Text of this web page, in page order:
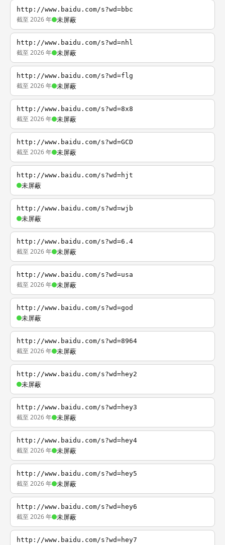
http://www.baidu.com/s?wd=bbc
截至 2026 年 未屏蔽
http://www.baidu.com/s?wd=nhl
截至 2026 年 未屏蔽
http://www.baidu.com/s?wd=flg
截至 2026 年 未屏蔽
http://www.baidu.com/s?wd=8x8
截至 2026 年 未屏蔽
http://www.baidu.com/s?wd=GCD
截至 2026 年 未屏蔽
http://www.baidu.com/s?wd=hjt
未屏蔽
http://www.baidu.com/s?wd=wjb
未屏蔽
http://www.baidu.com/s?wd=6.4
截至 2026 年 未屏蔽
http://www.baidu.com/s?wd=usa
截至 2026 年 未屏蔽
http://www.baidu.com/s?wd=god
未屏蔽
http://www.baidu.com/s?wd=8964
截至 2026 年 未屏蔽
http://www.baidu.com/s?wd=hey2
未屏蔽
http://www.baidu.com/s?wd=hey3
截至 2026 年 未屏蔽
http://www.baidu.com/s?wd=hey4
截至 2026 年 未屏蔽
http://www.baidu.com/s?wd=hey5
截至 2026 年 未屏蔽
http://www.baidu.com/s?wd=hey6
截至 2026 年 未屏蔽
http://www.baidu.com/s?wd=hey7